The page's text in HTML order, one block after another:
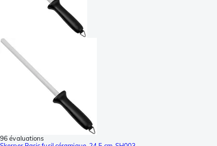
96 évaluations